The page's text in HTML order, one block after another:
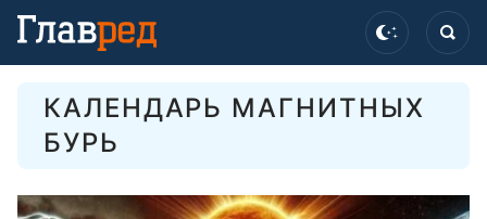
КАЛЕНДАРЬ МАГНИТНЫХ
БУРЬ